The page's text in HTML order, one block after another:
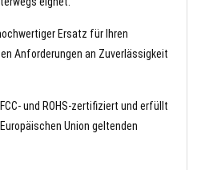
Ersatz für Ihren
Anforderungen an Zuverlässigkeit
und ROHS-zertifiziert und erfüllt
Union geltenden